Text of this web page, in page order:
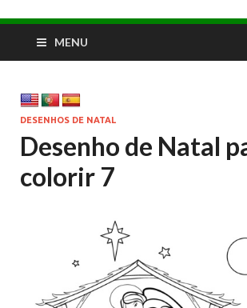
MENU
DESENHOS DE NATAL
Desenho de Natal
colorir 7